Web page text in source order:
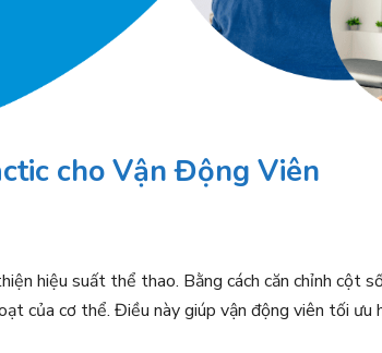
cho Vận Động Viên
hiệu suất thể thao. Bằng cách căn chỉnh cột
của cơ thể. Điều này giúp vận động viên tối ưu